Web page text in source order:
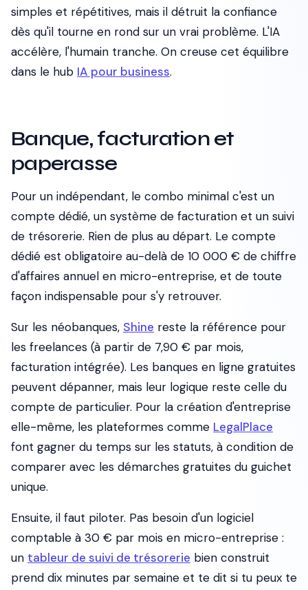
simples et répétitives, mais il détruit la confiance
dès qu'il tourne en rond sur un vrai problème. L'IA
accélère, l'humain tranche. On creuse cet équilibre
dans le hub IA pour business.
Banque, facturation et
paperasse
Pour un indépendant, le combo minimal c'est un
compte dédié, un système de facturation et un suivi
de trésorerie. Rien de plus au départ. Le compte
dédié est obligatoire au-delà de 10 000 € de chiffre
d'affaires annuel en micro-entreprise, et de toute
façon indispensable pour s'y retrouver.
Sur les néobanques, Shine reste la référence pour
les freelances (à partir de 7,90 € par mois,
facturation intégrée). Les banques en ligne gratuites
peuvent dépanner, mais leur logique reste celle du
compte de particulier. Pour la création d'entreprise
elle-même, les plateformes comme LegalPlace
font gagner du temps sur les statuts, à condition de
comparer avec les démarches gratuites du guichet
unique.
Ensuite, il faut piloter. Pas besoin d'un logiciel
comptable à 30 € par mois en micro-entreprise :
un tableur de suivi de trésorerie bien construit
prend dix minutes par semaine et te dit si tu peux te